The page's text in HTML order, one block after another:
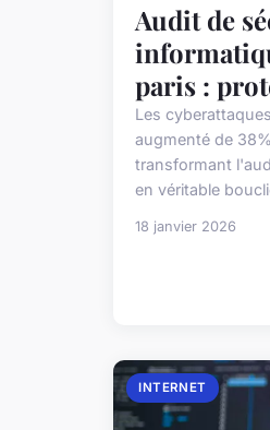
Audit de
paris :
Les
augmenté de
transformant
en véritable
18 janvier 2026
INTERNET